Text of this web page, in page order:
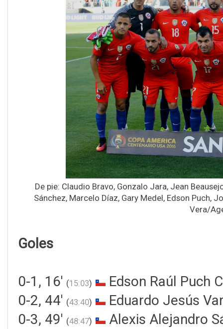
De pie: Claudio Bravo, Gonzalo Jara, Jean
Sánchez, Marcelo Díaz, Gary Medel, Edson Puch,
Vera/
Goles
0-1, 16' (15:03)
Edson Raúl Puch
0-2, 44' (43:40)
Eduardo Jesús
0-3, 49' (48:47)
Alexis Alejandro